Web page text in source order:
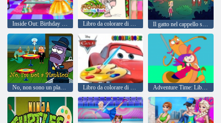
Inside Out: Birthday Party Libro da colorare di Moana Il gatto nel cappello sa molto su quella! tempo di camp
No, non sono un plancton Libro da colorare di Disney Cars Adventure Time: Libro di colorazione del